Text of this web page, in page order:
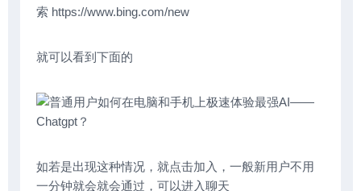
索 https://www.bing.com/new
就可以看到下面的
如若是出现这种情况，就点击加入，一般新用户不用
一分钟就会就会通过，可以进入聊天